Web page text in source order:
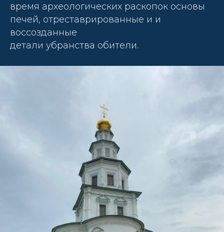
время археологических раскопок основы
печей, отреставрированные и и
воссозданные
детали убранства обители.